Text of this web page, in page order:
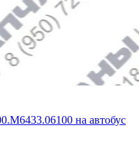
на автобус